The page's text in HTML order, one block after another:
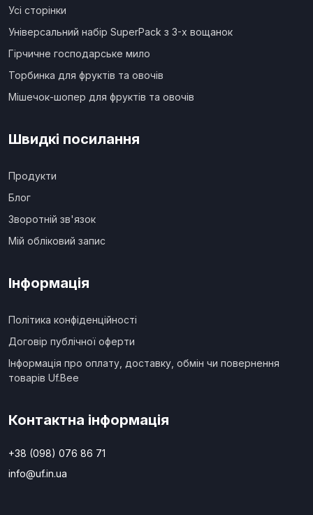
Усі сторінки
Універсальний набір SuperPack з 3-х вощанок
Гірчичне господарське мило
Торбинка для фруктів та овочів
Мішечок-шопер для фруктів та овочів
Швидкі посилання
Продукти
Блог
Зворотній зв'язок
Мій обліковий запис
Інформація
Політика конфіденційності
Договір публічної оферти
Інформація про оплату, доставку, обмін чи повернення
товарів Uf.Bee
Контактна інформація
+38 (098) 076 86 71
info@uf.in.ua